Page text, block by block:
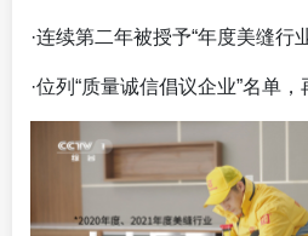
·连续第二年被授予“年度美缝行
·位列“质量诚信倡议企业”名单